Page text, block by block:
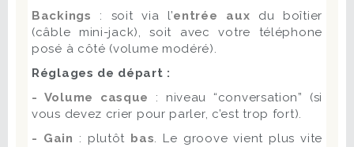
Backings : soit via l’entrée aux du boîtier
(câble mini-jack), soit avec votre téléphone
posé à côté (volume modéré).
Réglages de départ :
- Volume casque
: niveau “conversation” (si
vous devez crier pour parler, c’est trop fort).
- Gain : plutôt bas. Le groove vient plus vite